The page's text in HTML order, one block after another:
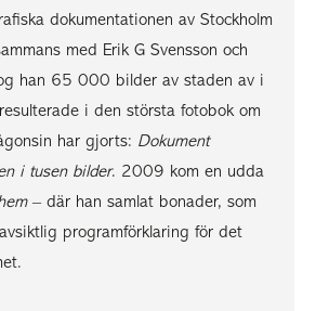
dokumentationen av Stockholm
med Erik G Svensson och
han 65 000 bilder av staden av i
i den största fotobok om
har gjorts: Dokument
i tusen bilder. 2009 kom en udda
– där han samlat bonader, som
programförklaring för det